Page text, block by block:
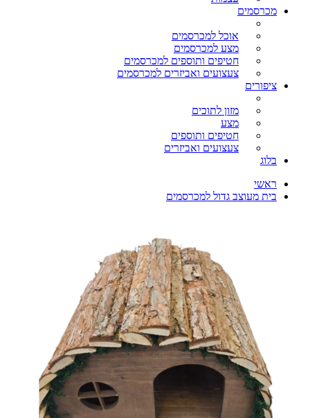
מכרסמים
אוכל למכרסמים
מצע למכרסמים
חטיפים ותוספים למכרסמים
צעצועים ואביזרים למכרסמים
ציפורים
מזון לתוכים
מצע
חטיפים ותוספים
צעצועים ואביזרים
בלוג
ראשי
בית מעוצב גדול למכרסמים